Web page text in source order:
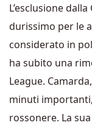
L’esclusione
durissimo per le
considerato in
ha subito una
League.
minuti
rossonere. La